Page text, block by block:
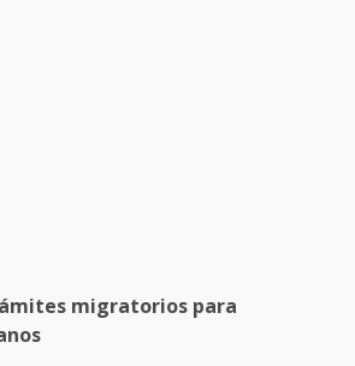
migratorios para